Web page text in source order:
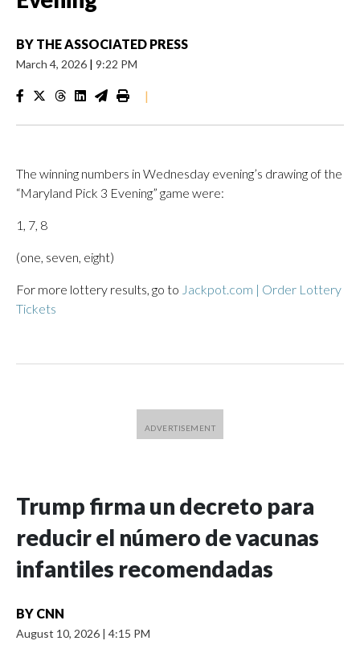
BY THE ASSOCIATED PRESS
March 4, 2026 | 9:22 PM
|
The winning numbers in Wednesday evening’s drawing of the
“Maryland Pick 3 Evening” game were:
1, 7, 8
(one, seven, eight)
For more lottery results, go to Jackpot.com | Order Lottery
Tickets
Trump firma un decreto para
reducir el número de vacunas
infantiles recomendadas
BY CNN
August 10, 2026 | 4:15 PM